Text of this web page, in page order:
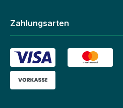
Zahlungsarten